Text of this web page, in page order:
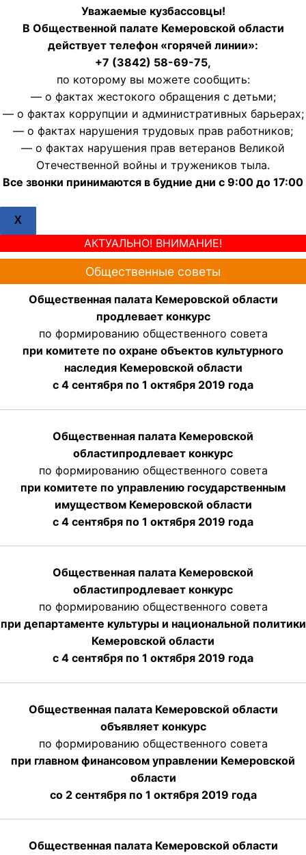
Уважаемые кузбассовцы!
В Общественной палате Кемеровской области
действует телефон «горячей линии»:
+7 (3842) 58-69-75,
по которому вы можете сообщить:
— о фактах жестокого обращения с детьми;
— о фактах коррупции и административных барьерах;
— о фактах нарушения трудовых прав работников;
— о фактах нарушения прав ветеранов Великой
Отечественной войны и тружеников тыла.
Все звонки принимаются в будние дни с 9:00 до 17:00
X
АКТУАЛЬНО! ВНИМАНИЕ!
Общественные советы
Общественная палата Кемеровской области
продлевает конкурс
по формированию общественного совета
при комитете по охране объектов культурного
наследия Кемеровской области
с 4 сентября по 1 октября 2019 года
Общественная палата Кемеровской
областипродлевает конкурс
по формированию общественного совета
при комитете по управлению государственным
имуществом Кемеровской области
с 4 сентября по 1 октября 2019 года
Общественная палата Кемеровской
областипродлевает конкурс
по формированию общественного совета
при департаменте культуры и национальной политики
Кемеровской области
с 4 сентября по 1 октября 2019 года
Общественная палата Кемеровской области
объявляет конкурс
по формированию общественного совета
при главном финансовом управлении Кемеровской
области
со 2 сентября по 1 октября 2019 года
Общественная палата Кемеровской области